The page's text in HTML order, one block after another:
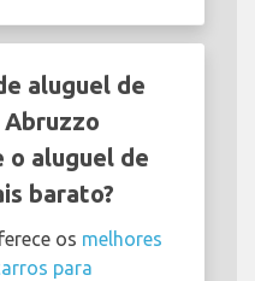
aluguel de
Abruzzo
aluguel de
barato?
os melhores
para